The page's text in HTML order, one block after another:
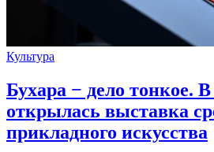
Культура
Бухара − дело тонкое.
открылась выставка
прикладного искусства